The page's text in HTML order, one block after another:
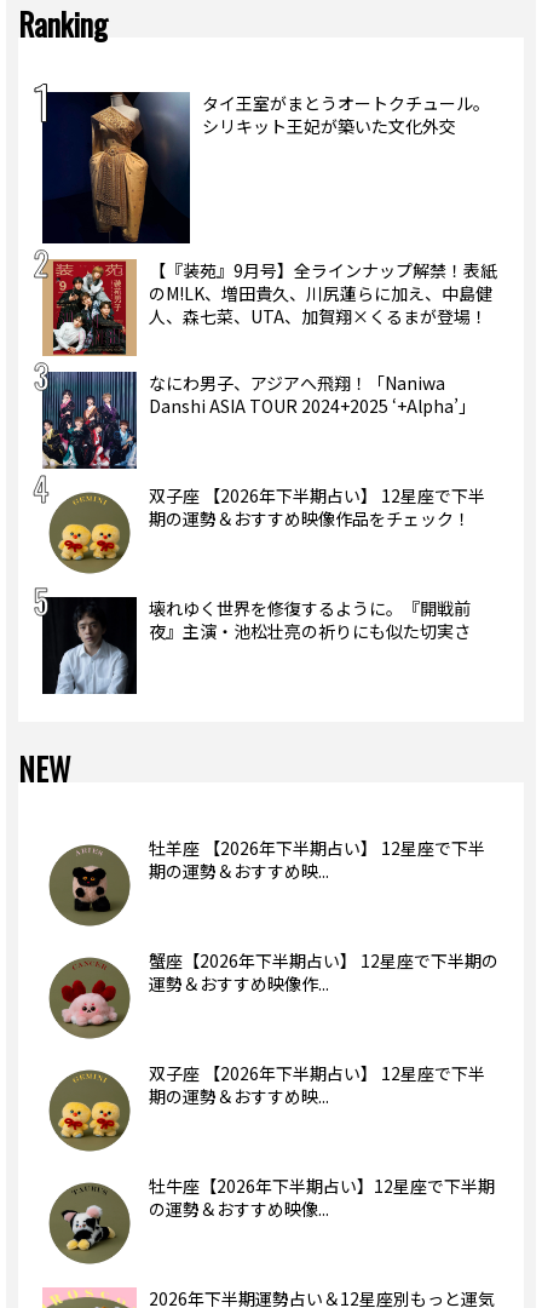
Ranking
タイ王室がまとうオートクチュール。
シリキット王妃が築いた文化外交
【『装苑』9月号】全ラインナップ解禁！表紙
のM!LK、増田貴久、川尻蓮らに加え、中島健
人、森七菜、UTA、加賀翔×くるまが登場！
なにわ男子、アジアへ飛翔！「Naniwa
Danshi ASIA TOUR 2024+2025 ‘+Alpha’」
双子座 【2026年下半期占い】 12星座で下半
期の運勢＆おすすめ映像作品をチェック！
壊れゆく世界を修復するように。『開戦前
夜』主演・池松壮亮の祈りにも似た切実さ
NEW
牡羊座 【2026年下半期占い】 12星座で下半
期の運勢＆おすすめ映...
蟹座【2026年下半期占い】 12星座で下半期の
運勢＆おすすめ映像作...
双子座 【2026年下半期占い】 12星座で下半
期の運勢＆おすすめ映...
牡牛座【2026年下半期占い】12星座で下半期
の運勢＆おすすめ映像...
2026年下半期運勢占い＆12星座別もっと運気